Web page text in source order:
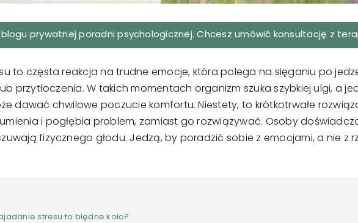
prywatnej poradni psychologicznej. Chcesz umówić konsultację z
to częsta reakcja na trudne emocje, która polega na sięganiu po
przytłoczenia. W takich momentach organizm szuka szybkiej ulgi, a
dawać chwilowe poczucie komfortu. Niestety, to krótkotrwałe
i pogłębia problem, zamiast go rozwiązywać. Osoby
fizycznego głodu. Jedzą, by poradzić sobie z emocjami, a nie z
stresu to błędne koło?